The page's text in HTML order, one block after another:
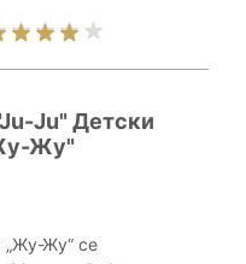
Ju" Детски
Жу"
„Жу-Жу“ се